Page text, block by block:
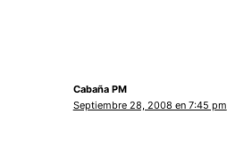
Cabaña PM
Septiembre 28, 2008 en 7:45 pm